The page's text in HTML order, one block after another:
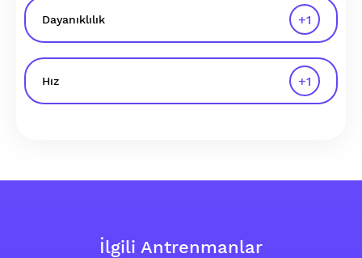
Dayanıklılık +1
Hız +1
İlgili Antrenmanlar